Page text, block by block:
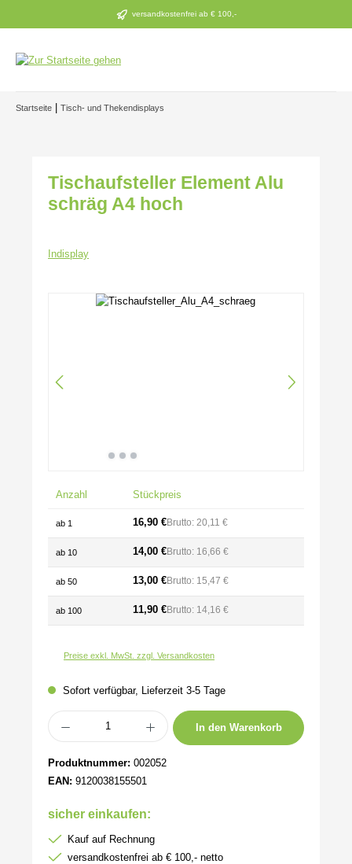
Zum Hauptinhalt springen versandkostenfrei ab € 100,-
Startseite Tisch- und Thekendisplays
Tischaufsteller Element Alu
schräg A4 hoch
Indisplay
Bildergalerie überspringen
Anzahl Stückpreis
ab 1 16,90 €Brutto: 20,11 €
ab 10 14,00 €Brutto: 16,66 €
ab 50 13,00 €Brutto: 15,47 €
ab 100 11,90 €Brutto: 14,16 €
Preise exkl. MwSt. zzgl. Versandkosten
Sofort verfügbar, Lieferzeit 3-5 Tage
Produkt Anzahl: Gib den gewünschten Wert ein oder benutze die Schaltflächen
In den Warenkorb
Produktnummer: 002052
EAN: 9120038155501
sicher einkaufen:
Kauf auf Rechnung
versandkostenfrei ab € 100,- netto